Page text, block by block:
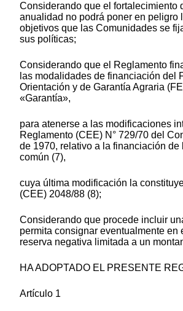
Considerando que el fortalecimiento
anualidad no podrá poner en peligro
objetivos que las Comunidades se
sus políticas;
Considerando que el Reglamento
las modalidades de financiación del
Orientación y de Garantía Agraria
«Garantía»,
para atenerse a las modificaciones
Reglamento (CEE) N° 729/70 del
de 1970, relativo a la financiación de
común (7),
cuya última modificación la
(CEE) 2048/88 (8);
Considerando que procede incluir
permita consignar eventualmente en
reserva negativa limitada a un
HA ADOPTADO EL PRESENTE
Artículo 1